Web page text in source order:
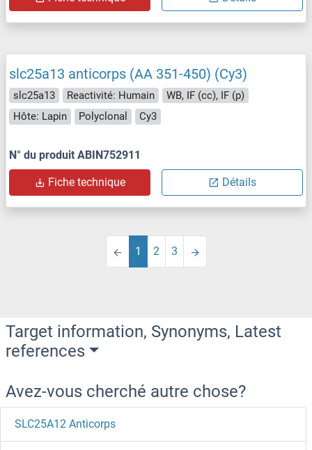
slc25a13 anticorps (AA 351-450) (Cy3)
slc25a13 Reactivité: Humain
WB, IF (cc), IF (p)
Hôte: Lapin
Polyclonal Cy3
N° du produit ABIN752911
Fiche technique Détails
1 2 3
Target information, Synonyms, Latest
references
Avez-vous cherché autre chose?
SLC25A12 Anticorps